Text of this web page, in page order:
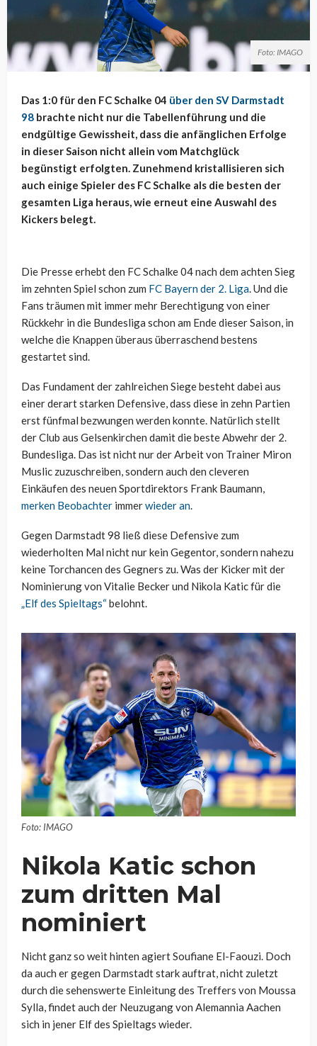
Foto: IMAGO
Das 1:0 für den FC Schalke 04 über den SV Darmstadt
98 brachte nicht nur die Tabellenführung und die
endgültige Gewissheit, dass die anfänglichen Erfolge
in dieser Saison nicht allein vom Matchglück
begünstigt erfolgten. Zunehmend kristallisieren sich
auch einige Spieler des FC Schalke als die besten der
gesamten Liga heraus, wie erneut eine Auswahl des
Kickers belegt.
Die Presse erhebt den FC Schalke 04 nach dem achten Sieg
im zehnten Spiel schon zum FC Bayern der 2. Liga. Und die
Fans träumen mit immer mehr Berechtigung von einer
Rückkehr in die Bundesliga schon am Ende dieser Saison, in
welche die Knappen überaus überraschend bestens
gestartet sind.
Das Fundament der zahlreichen Siege besteht dabei aus
einer derart starken Defensive, dass diese in zehn Partien
erst fünfmal bezwungen werden konnte. Natürlich stellt
der Club aus Gelsenkirchen damit die beste Abwehr der 2.
Bundesliga. Das ist nicht nur der Arbeit von Trainer Miron
Muslic zuzuschreiben, sondern auch den cleveren
Einkäufen des neuen Sportdirektors Frank Baumann,
merken Beobachter immerwieder an.
Gegen Darmstadt 98 ließ diese Defensive zum
wiederholten Mal nicht nur kein Gegentor, sondern nahezu
keine Torchancen des Gegners zu. Was der Kicker mit der
Nominierung von Vitalie Becker und Nikola Katic für die
„Elf des Spieltags“belohnt.
Foto: IMAGO
Nikola Katic schon
zum dritten Mal
nominiert
Nicht ganz so weit hinten agiert Soufiane El-Faouzi. Doch
da auch er gegen Darmstadt stark auftrat, nicht zuletzt
durch die sehenswerte Einleitung des Treffers von Moussa
Sylla, findet auch der Neuzugang von Alemannia Aachen
sich in jener Elf des Spieltags wieder.